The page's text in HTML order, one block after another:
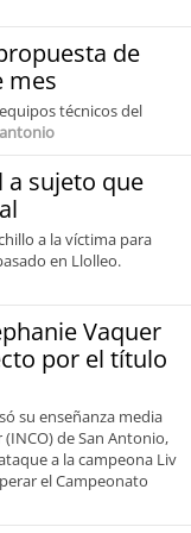
de
mes
técnicos del
a sujeto que
a la víctima para
en Llolleo.
Vaquer
por el título
su enseñanza media
de San Antonio,
a la campeona Liv
el Campeonato